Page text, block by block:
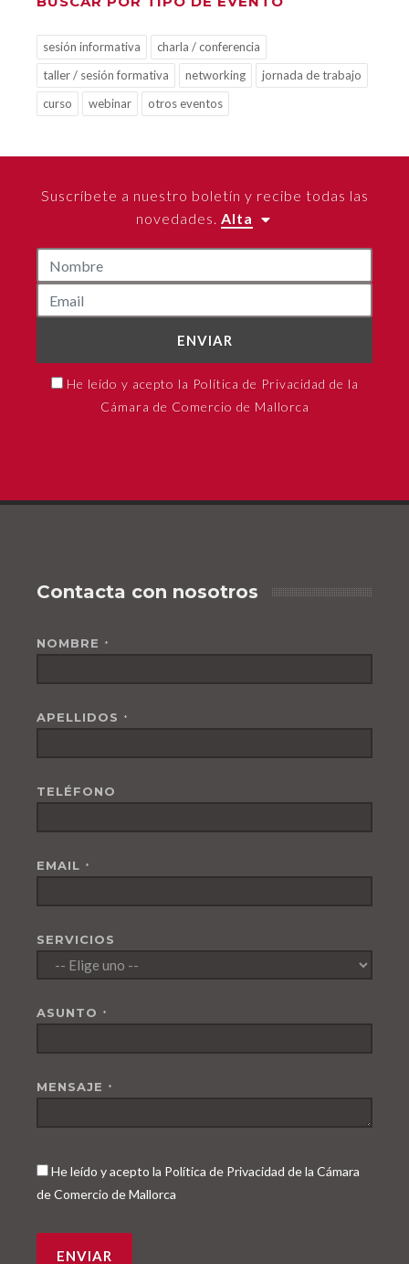
sesión informativa
charla / conferencia
taller / sesión formativa
networking
jornada de trabajo
curso
webinar otros eventos
Suscríbete a nuestro boletín y recibe todas las
novedades. Alta
ENVIAR
He leído y acepto la Política de Privacidad de la
Cámara de Comercio de Mallorca
Contacta con nosotros
NOMBRE *
APELLIDOS *
TELÉFONO
EMAIL *
SERVICIOS
ASUNTO *
MENSAJE *
He leído y acepto la Política de Privacidad de la Cámara
de Comercio de Mallorca